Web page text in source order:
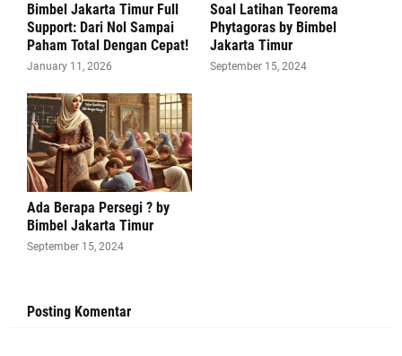
Bimbel Jakarta Timur Full
Support: Dari Nol Sampai
Paham Total Dengan Cepat!
January 11, 2026
Soal Latihan Teorema
Phytagoras by Bimbel
Jakarta Timur
September 15, 2024
Ada Berapa Persegi ? by
Bimbel Jakarta Timur
September 15, 2024
Posting Komentar